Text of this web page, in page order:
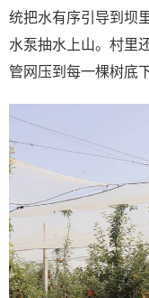
统把水有序引导到坝
水泵抽水上山。村里
管网压到每一棵树底下